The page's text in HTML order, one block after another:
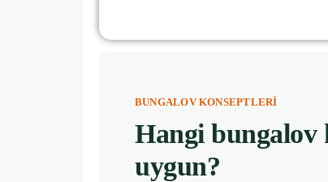
BUNGALOV KONSEPTLERI
Hangi bungalov
uygun?